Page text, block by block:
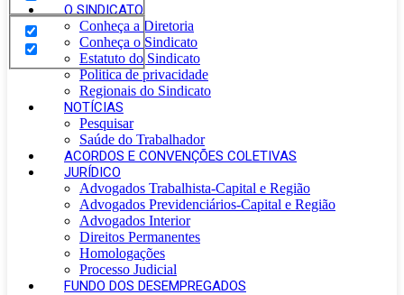
O SINDICATO
Conheça a Diretoria
Conheça o Sindicato
Estatuto do Sindicato
Politica de privacidade
Regionais do Sindicato
NOTÍCIAS
Pesquisar
Saúde do Trabalhador
ACORDOS E CONVENÇÕES COLETIVAS
JURÍDICO
Advogados Trabalhista-Capital e Região
Advogados Previdenciários-Capital e Região
Advogados Interior
Direitos Permanentes
Homologações
Processo Judicial
FUNDO DOS DESEMPREGADOS